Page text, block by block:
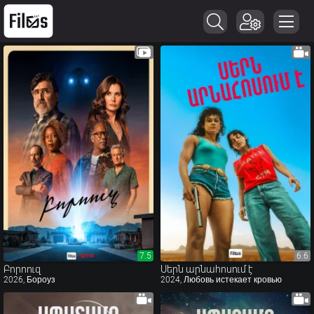
7.5
Բորոուզ
2026, Бороуз
6.6
6.6
Սերն արնահոսում է
2024, Любовь истекает кровью